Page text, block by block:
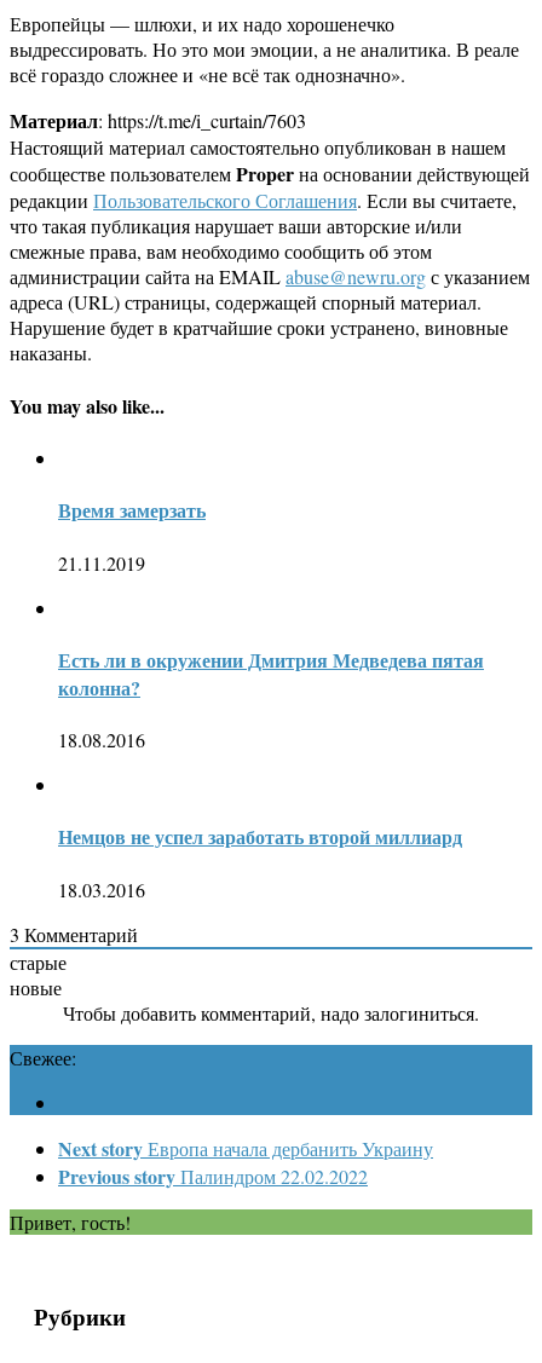
Европейцы — шлюхи, и их надо хорошенечко
выдрессировать. Но это мои эмоции, а не аналитика. В реале
всё гораздо сложнее и «не всё так однозначно».
Материал: https://t.me/i_curtain/7603
Настоящий материал самостоятельно опубликован в нашем
сообществе пользователемProperна основании действующей
редакции Пользовательского Соглашения. Если вы считаете,
что такая публикация нарушает ваши авторские и/или
смежные права, вам необходимо сообщить об этом
администрации сайта на EMAILabuse@newru.orgс указанием
адреса (URL) страницы, содержащей спорный материал.
Нарушение будет в кратчайшие сроки устранено, виновные
наказаны.
You may also like...
Время замерзать
21.11.2019
Есть ли в окружении Дмитрия Медведева пятая
колонна?
18.08.2016
Немцов не успел заработать второй миллиард
18.03.2016
3 Комментарий
старые
новые
Чтобы добавить комментарий, надо залогиниться.
Свежее:
Next storyЕвропа начала дербанить Украину
Previous storyПалиндром 22.02.2022
Привет, гость!
Рубрики